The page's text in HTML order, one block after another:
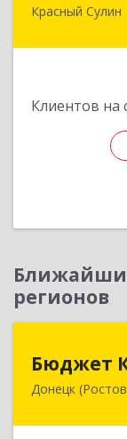
Красный Сулин
Клиентов на
346350,
регионов
Бюджет
Донецк346338,